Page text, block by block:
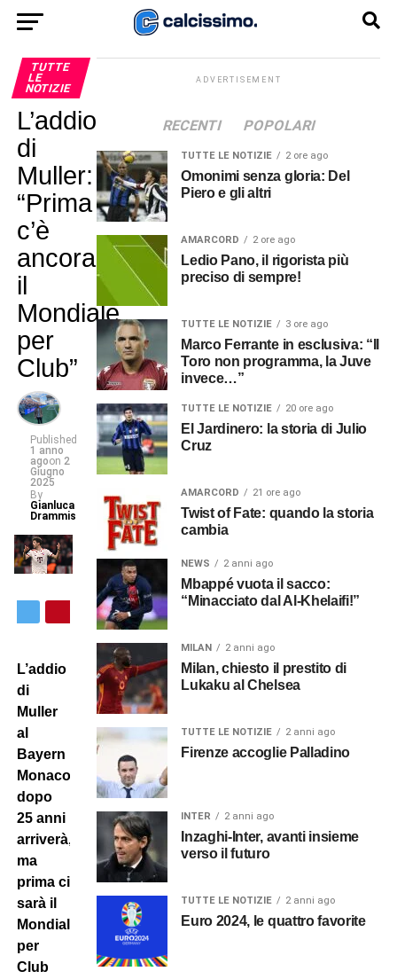
TUTTE
LE
NOTIZIE
L’addio
di
Muller:
“Prima
c’è
ancora
il
Mondiale
per
Club”
Published
1 anno
agoon 2
Giugno
2025
By
Gianluca
Drammis
L’addio
di
Muller
al
Bayern
Monaco
dopo
25 anni
arriverà,
ma
prima ci
sarà il
Mondiale
per
Club
ADVERTISEMENT
RECENTI POPOLARI
TUTTE LE NOTIZIE 2 ore ago
Omonimi senza gloria: Del
Piero e gli altri
AMARCORD 2 ore ago
Ledio Pano, il rigorista più
preciso di sempre!
TUTTE LE NOTIZIE 3 ore ago
Marco Ferrante in esclusiva: “Il
Toro non programma, la Juve
invece…”
TUTTE LE NOTIZIE 20 ore ago
El Jardinero: la storia di Julio
Cruz
AMARCORD 21 ore ago
Twist of Fate: quando la storia
cambia
NEWS 2 anni ago
Mbappé vuota il sacco:
“Minacciato dal Al-Khelaifi!”
MILAN 2 anni ago
Milan, chiesto il prestito di
Lukaku al Chelsea
TUTTE LE NOTIZIE 2 anni ago
Firenze accoglie Palladino
INTER 2 anni ago
Inzaghi-Inter, avanti insieme
verso il futuro
TUTTE LE NOTIZIE 2 anni ago
Euro 2024, le quattro favorite